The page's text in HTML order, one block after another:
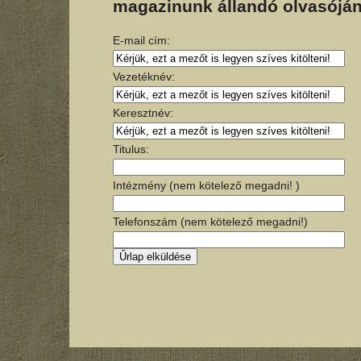
magazinunk állandó
E-mail cím:
Vezetéknév:
Keresztnév:
Titulus:
Intézmény (nem kötelező megadni! )
Telefonszám (nem kötelező megadni!)